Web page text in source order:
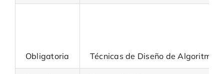
Obligatoria Técnicas de Diseño de